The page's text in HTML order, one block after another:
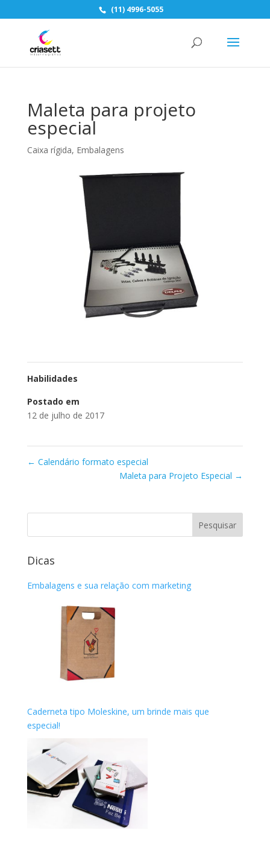
(11) 4996-5055
Maleta para projeto
especial
Caixa rígida, Embalagens
Habilidades
Postado em
12 de julho de 2017
← Calendário formato especial
Maleta para Projeto Especial →
Dicas
Embalagens e sua relação com marketing
Caderneta tipo Moleskine, um brinde mais que
especial!